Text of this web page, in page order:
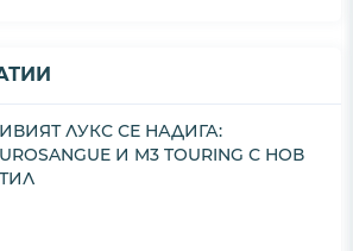
ЛУКС СЕ НАДИГА:
И M3 TOURING С НОВ